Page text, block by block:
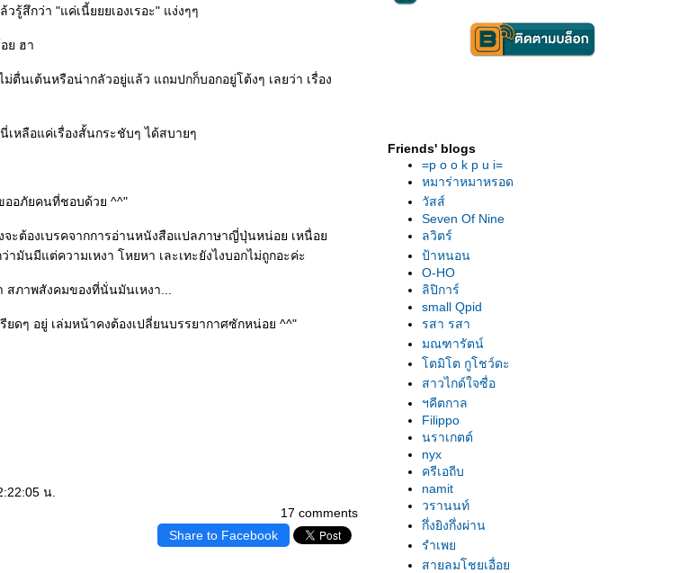
สึกว่า "แค่เนี้ยยยเองเรอะ" แง่งๆๆ
ย ฮา
ตื่นเต้นหรือน่ากลัวอยู่แล้ว แถมปกก็บอกอยู่โต้งๆ เลยว่า เรื่อง
เหลือแค่เรื่องสั้นกระชับๆ ได้สบายๆ
ออภัยคนที่ชอบด้วย ^^"
จะต้องเบรคจากการอ่านหนังสือแปลภาษาญี่ปุ่นหน่อย เหนื่อ
มันมีแต่ความเหงา โหยหา เละเทะยังไงบอกไม่ถูกอะค่ะ
ภาพสังคมของที่นั่นมันเหงา...
ดๆ อยู่ เล่มหน้าคงต้องเปลี่ยนบรรยากาศซักหน่อย ^^"
17 comments
น.
Share to Facebook
Friends' blogs
=p o o k p u i=
หมาร่าหมาหรอด
วัสส์
Seven Of Nine
ลวิตร์
ป้าหนอน
O-HO
ลิปิการ์
small Qpid
รสา รสา
มณฑารัตน์
ตมิโต กูโชว์ดะ
สาวไกด์ใจซื่อ
ฯคีตกาล
Filippo
นราเกตต์
nyx
ครีเอถีบ
namit
วรานนท์
กึ่งยิงกึ่งผ่าน
รำเพ
สายลมโชยเอื่อ